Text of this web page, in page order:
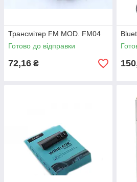
Трансмітер FM MOD. FM04
Готово до відправки
72,16 ₴